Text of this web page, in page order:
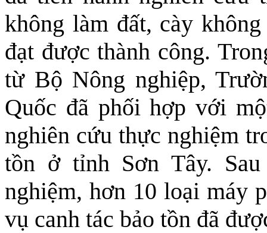
không làm đất, cày
đạt được thành công.
từ Bộ Nông nghiệp,
Quốc đã phối hợp với
nghiên cứu thực nghiệm
tồn ở tỉnh Sơn Tây.
nghiệm, hơn 10 loại máy
vụ canh tác bảo tồn đã